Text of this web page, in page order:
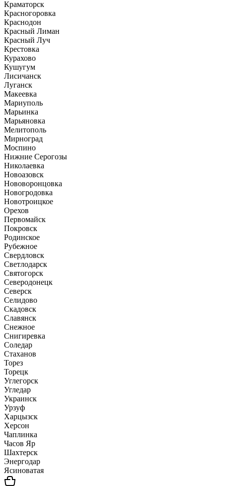
Краматорск
Красногоровка
Краснодон
Красный Лиман
Красный Луч
Крестовка
Курахово
Кушугум
Лисичанск
Луганск
Макеевка
Мариуполь
Марьинка
Марьяновка
Мелитополь
Мирноград
Моспино
Нижние Серогозы
Николаевка
Новоазовск
Нововоронцовка
Новогродовка
Новотроицкое
Орехов
Первомайск
Покровск
Родинское
Рубежное
Свердловск
Светлодарск
Святогорск
Северодонецк
Северск
Селидово
Скадовск
Славянск
Снежное
Снигиревка
Соледар
Стаханов
Торез
Торецк
Углегорск
Угледар
Украинск
Урзуф
Харцызск
Херсон
Чаплинка
Часов Яр
Шахтерск
Энергодар
Ясиноватая